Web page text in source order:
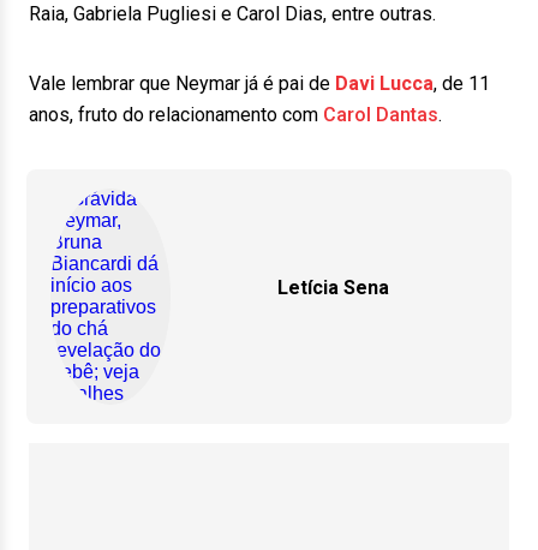
Raia, Gabriela Pugliesi e Carol Dias, entre outras.
Vale lembrar que Neymar já é pai de Davi Lucca, de 11
anos, fruto do relacionamento com Carol Dantas.
Letícia Sena